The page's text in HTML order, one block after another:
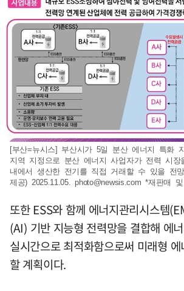
[부산=뉴시스] 부산시가 5일 분산 에너지 특화
지역 지정으로 분산 에너지 사업자가 전력 시장
내에서 생산한 전기를 직접 거래할 수 있을 전
제공) 2025.11.05.photo@newsis.com *재판매
또한 ESS와 함께 에너지관리시스템
(AI) 기반 지능형 전력망을 결합해 에
실시간으로 최적화함으로써 미래형
할 계획이다.